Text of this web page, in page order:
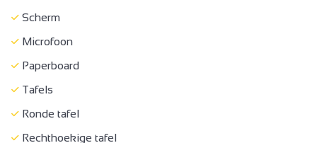
Scherm
Microfoon
Paperboard
Tafels
Ronde tafel
Rechthoekige tafel